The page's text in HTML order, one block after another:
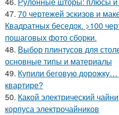
47. 70 чертежей эскизов и
Квадратных беседок. >100
пошаговых фото сборки.
48. Выбор плинтусов для
основные типы и материалы
49. Купили беговую дорожку…
квартире?
50. Какой электрический
корпуса электрочайников